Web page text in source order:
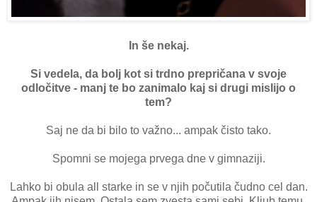
In še nekaj.
Si vedela, da bolj kot si trdno prepričana v svoje
odločitve - manj te bo zanimalo kaj si drugi mislijo o
tem?
Saj ne da bi bilo to važno... ampak čisto tako.
Spomni se mojega prvega dne v gimnaziji.
Lahko bi obula all starke in se v njih počutila čudno cel dan.